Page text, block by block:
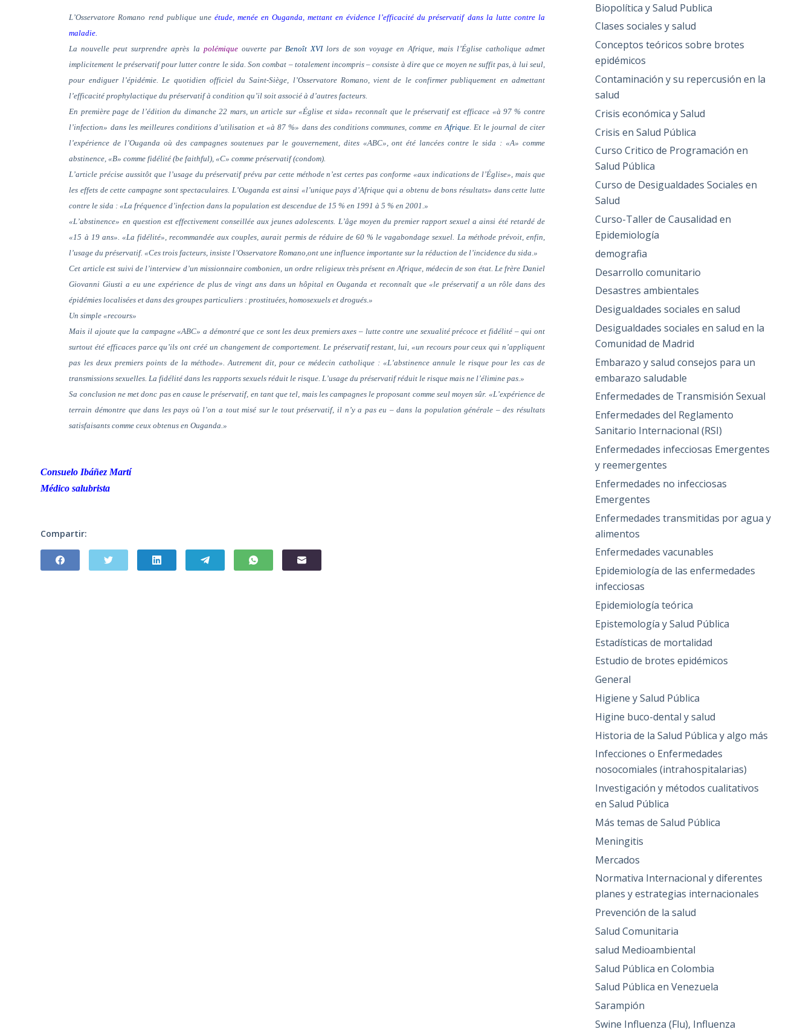
L’Osservatore Romano rend publique une étude, menée en Ouganda, mettant en évidence l’efficacité du préservatif dans la lutte contre la
maladie.
La nouvelle peut surprendre après la polémiqueouverte par Benoît XVIlors de son voyage en Afrique, mais l’Église catholique admet
implicitement le préservatif pour lutter contre le sida. Son combat – totalement incompris – consiste à dire que ce moyen ne suffit pas, à lui seul,
pour endiguer l’épidémie. Le quotidien officiel du Saint-Siège, l’Osservatore Romano, vient de le confirmer publiquement en admettant
l’efficacité prophylactique du préservatif à condition qu’il soit associé à d’autres facteurs.
En première page de l’édition du dimanche 22 mars, un article sur «Église et sida» reconnaît que le préservatif est efficace «à 97 % contre
l’infection» dans les meilleures conditions d’utilisation et «à 87 %» dans des conditions communes, comme enAfrique. Et le journal de citer
l’expérience de l’Ouganda où des campagnes soutenues par le gouvernement, dites «ABC», ont été lancées contre le sida : «A» comme
abstinence, «B» comme fidélité (be faithful), «C» comme préservatif (condom).
L’article précise aussitôt que l’usage du préservatif prévu par cette méthode n’est certes pas conforme «aux indications de l’Église», mais que
les effets de ­cette campagne sont spectaculaires. L’Ouganda est ainsi «l’unique pays d’Afrique qui a obtenu de bons résultats» dans cette lutte
contre le sida : «La fréquence d’infection dans la population est descendue de 15 % en 1991 à 5 % en 2001.»
«L’abstinence» en question est effectivement conseillée aux jeunes adolescents. L’âge moyen du premier rapport sexuel a ainsi été retardé de
«15 à 19 ans». «La fidélité», recommandée aux couples, aurait permis de réduire de 60 % le vagabondage sexuel. La méthode prévoit, enfin,
l’usage du préservatif. «Ces trois facteurs, insiste l’Osservatore Romano,ont une influence importante sur la réduction de l’incidence du sida.»
Cet article est suivi de l’interview d’un missionnaire combonien, un ordre religieux très présent en Afrique, médecin de son état. Le frère Daniel
Giovanni Giusti a eu une expérience de plus de vingt ans dans un hôpital en Ouganda et reconnaît que «le préservatif a un rôle dans des
épidémies localisées et dans des groupes particuliers : prostituées, homosexuels et drogués.»
Un simple «recours»
Mais il ajoute que la campagne «ABC» a démontré que ce sont les deux premiers axes – lutte contre une sexualité précoce et fidélité – qui ont
surtout été efficaces parce qu’ils ont créé un changement de comportement. Le préservatif restant, lui, «un recours pour ceux qui n’appliquent
pas les deux premiers points de la méthode». Autrement dit, pour ce médecin catholique : «L’abstinence annule le risque pour les cas de
transmissions sexuelles. La fidélité dans les rapports sexuels réduit le risque. L’usage du préservatif réduit le risque mais ne l’élimine pas.»
Sa conclusion ne met donc pas en cause le préservatif, en tant que tel, mais les campagnes le proposant comme seul moyen sûr. «L’expérience de
terrain démontre que dans les pays où l’on a tout misé sur le tout préservatif, il n’y a pas eu – dans la population générale – des résultats
satisfaisants comme ceux obtenus en Ouganda.»
Consuelo Ibáñez Martí
Médico salubrista
Compartir:
Biopolítica y Salud Publica
Clases sociales y salud
Conceptos teóricos sobre brotes
epidémicos
Contaminación y su repercusión en la
salud
Crisis económica y Salud
Crisis en Salud Pública
Curso Critico de Programación en
Salud Pública
Curso de Desigualdades Sociales en
Salud
Curso-Taller de Causalidad en
Epidemiología
demografia
Desarrollo comunitario
Desastres ambientales
Desigualdades sociales en salud
Desigualdades sociales en salud en la
Comunidad de Madrid
Embarazo y salud consejos para un
embarazo saludable
Enfermedades de Transmisión Sexual
Enfermedades del Reglamento
Sanitario Internacional (RSI)
Enfermedades infecciosas Emergentes
y reemergentes
Enfermedades no infecciosas
Emergentes
Enfermedades transmitidas por agua y
alimentos
Enfermedades vacunables
Epidemiología de las enfermedades
infecciosas
Epidemiología teórica
Epistemología y Salud Pública
Estadísticas de mortalidad
Estudio de brotes epidémicos
General
Higiene y Salud Pública
Higine buco-dental y salud
Historia de la Salud Pública y algo más
Infecciones o Enfermedades
nosocomiales (intrahospitalarias)
Investigación y métodos cualitativos
en Salud Pública
Más temas de Salud Pública
Meningitis
Mercados
Normativa Internacional y diferentes
planes y estrategias internacionales
Prevención de la salud
Salud Comunitaria
salud Medioambiental
Salud Pública en Colombia
Salud Pública en Venezuela
Sarampión
Swine Influenza (Flu), Influenza